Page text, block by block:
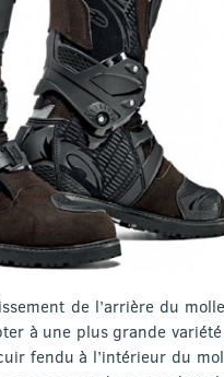
de l’arrière du
à une plus grande
fendu à l’intérieur du